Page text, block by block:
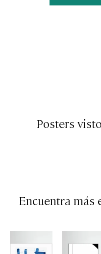
Posters
Encuentra más